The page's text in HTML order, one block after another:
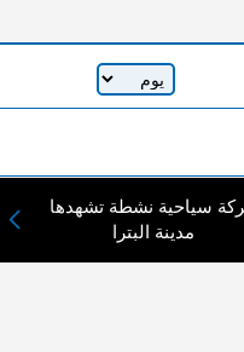
سياحية نشطة تشهدها
مدينة البترا
( المدينة نيوز ) - الآراء والتعليقات
أصحابها فقط